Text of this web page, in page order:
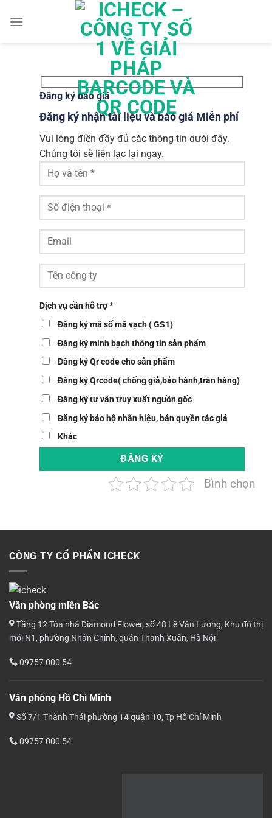
đến
Đăng ký báo giá
Đăng ký nhận tài liệu và báo giá Miễn phí
Vui lòng điền đầy đủ các thông tin dưới đây.
Chúng tôi sẽ liên lạc lại ngay.
Dịch vụ cần hỗ trợ *
Đăng ký mã số mã vạch ( GS1)
Đăng ký minh bạch thông tin sản phẩm
Đăng ký Qr code cho sản phẩm
Đăng ký Qrcode( chống giả,bảo hành,tràn hàng)
Đăng ký tư vấn truy xuất nguồn gốc
Đăng ký bảo hộ nhãn hiệu, bản quyền tác giả
Khác
Bình chọn
CÔNG TY CỔ PHẨN ICHECK
Văn phòng miền Bắc
Tầng 12 Tòa nhà Diamond Flower, số 48 Lê Văn Lương, Khu đô thị
mới N1, phường Nhân Chính, quận Thanh Xuân, Hà Nội
09757 000 54
Văn phòng Hồ Chí Minh
Số 7/1 Thành Thái phường 14 quận 10, Tp Hồ Chí Minh
09757 000 54